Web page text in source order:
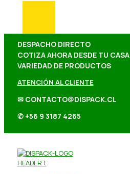
DESPACHO DIRECTO
COTIZA AHORA DESDE TU CASA
VARIEDAD DE PRODUCTOS
ATENCIÓN AL CLIENTE
✉ CONTACTO@DISPACK.CL
✆ +56 9 3187 4265